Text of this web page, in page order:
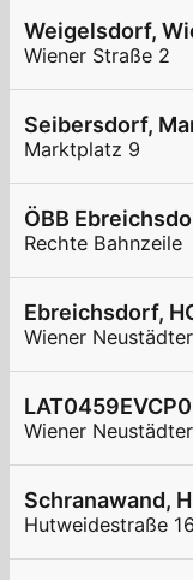
Weigelsdorf,
Wiener Straße 2
Seibersdorf,
Marktplatz 9
ÖBB
Rechte Bahnzeile
Ebreichsdorf,
Wiener
Wiener
Schranawand,
Hutweidestraße 16